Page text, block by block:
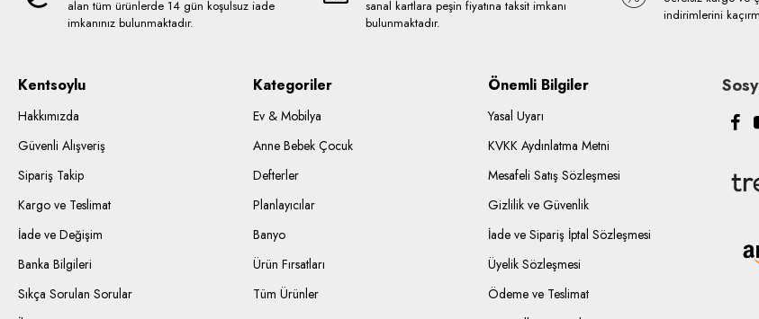
alan tüm ürünlerde 14 gün koşulsuz iade
imkanınız bulunmaktadır.
sanal kartlara peşin fiyatına taksit imkanı
bulunmaktadır.
indirimlerini
Kentsoylu
Hakkımızda
Güvenli Alışveriş
Sipariş Takip
Kargo ve Teslimat
İade ve Değişim
Banka Bilgileri
Sıkça Sorulan Sorular
Kategoriler
Ev & Mobilya
Anne Bebek Çocuk
Defterler
Planlayıcılar
Banyo
Ürün Fırsatları
Tüm Ürünler
Önemli Bilgiler
Yasal Uyarı
KVKK Aydınlatma Metni
Mesafeli Satış Sözleşmesi
Gizlilik ve Güvenlik
İade ve Sipariş İptal Sözleşmesi
Üyelik Sözleşmesi
Ödeme ve Teslimat